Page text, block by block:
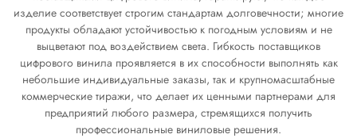
изделие соответствует строгим стандартам долговечности; многие
продукты обладают устойчивостью к погодным условиям и не
выцветают под воздействием света. Гибкость поставщиков
цифрового винила проявляется в их способности выполнять как
небольшие индивидуальные заказы, так и крупномасштабные
коммерческие тиражи, что делает их ценными партнерами для
предприятий любого размера, стремящихся получить
профессиональные виниловые решения.